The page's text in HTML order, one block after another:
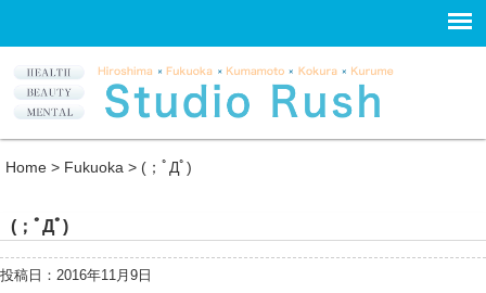
Home > Fukuoka > (；ﾟДﾟ)
(；ﾟДﾟ)
投稿日：2016年11月9日